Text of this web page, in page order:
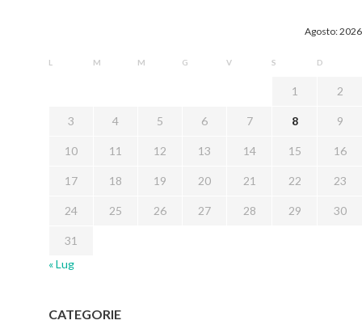
Agosto: 2026
L M M G V S D
1 2
3 4 5 6 7 8 9
10 11 12 13 14 15 16
17 18 19 20 21 22 23
24 25 26 27 28 29 30
31
« Lug
CATEGORIE